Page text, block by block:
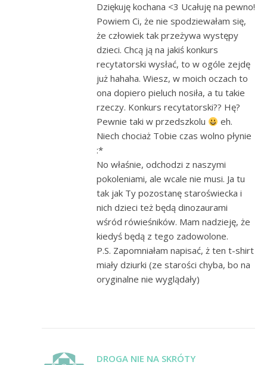
Dziękuję kochana <3 Ucałuję na pewno!
Powiem Ci, że nie spodziewałam się,
że człowiek tak przeżywa występy
dzieci. Chcą ją na jakiś konkurs
recytatorski wysłać, to w ogóle zejdę
już hahaha. Wiesz, w moich oczach to
ona dopiero pieluch nosiła, a tu takie
rzeczy. Konkurs recytatorski?? Hę?
Pewnie taki w przedszkolu
eh.
Niech chociaż Tobie czas wolno płynie
:*
No właśnie, odchodzi z naszymi
pokoleniami, ale wcale nie musi. Ja tu
tak jak Ty pozostanę staroświecka i
nich dzieci też będą dinozaurami
wśród rówieśników. Mam nadzieję, że
kiedyś będą z tego zadowolone.
P.S. Zapomniałam napisać, ż ten t-shirt
miały dziurki (ze starości chyba, bo na
oryginalne nie wyglądały)
DROGA NIE NA SKRÓTY